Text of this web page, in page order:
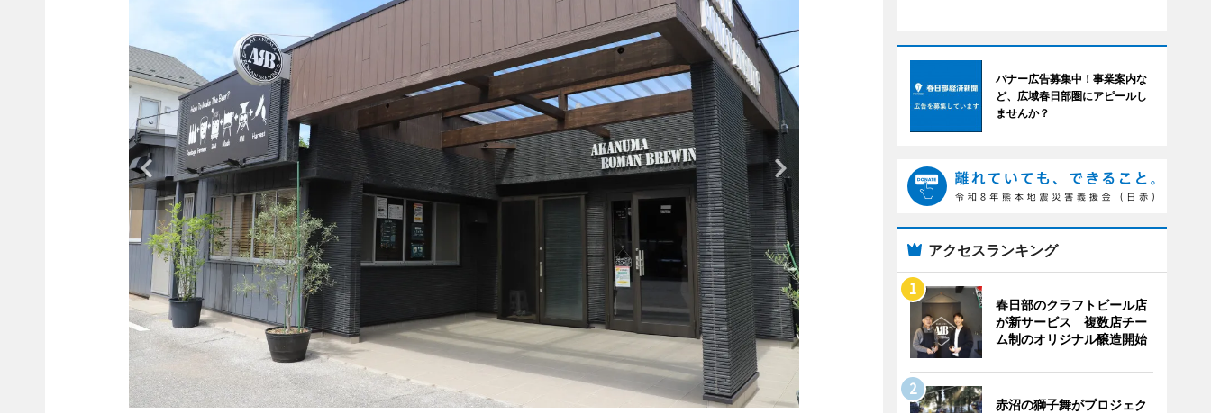
バナー広告募集中！事業案内な
ど、広域春日部圏にアピールし
ませんか？
アクセスランキング
春日部のクラフトビール店
が新サービス 複数店チー
ム制のオリジナル醸造開始
赤沼の獅子舞がプロジェク